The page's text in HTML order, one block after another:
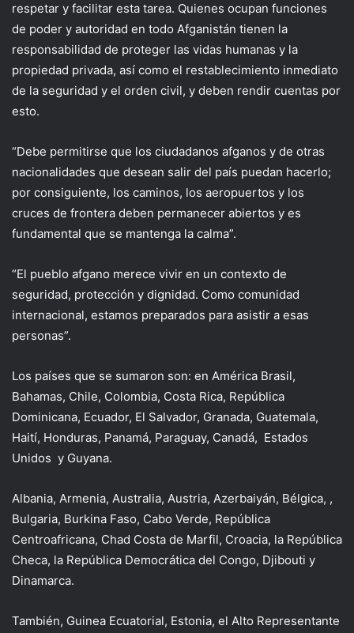
respetar y facilitar esta tarea. Quienes ocupan funciones
de poder y autoridad en todo Afganistán tienen la
responsabilidad de proteger las vidas humanas y la
propiedad privada, así como el restablecimiento inmediato
de la seguridad y el orden civil, y deben rendir cuentas por
esto.
“Debe permitirse que los ciudadanos afganos y de otras
nacionalidades que desean salir del país puedan hacerlo;
por consiguiente, los caminos, los aeropuertos y los
cruces de frontera deben permanecer abiertos y es
fundamental que se mantenga la calma”.
“El pueblo afgano merece vivir en un contexto de
seguridad, protección y dignidad. Como comunidad
internacional, estamos preparados para asistir a esas
personas”.
Los países que se sumaron son: en América Brasil,
Bahamas, Chile, Colombia, Costa Rica, República
Dominicana, Ecuador, El Salvador, Granada, Guatemala,
Haití, Honduras, Panamá, Paraguay, Canadá, Estados
Unidos y Guyana.
Albania, Armenia, Australia, Austria, Azerbaiyán, Bélgica, ,
Bulgaria, Burkina Faso, Cabo Verde, República
Centroafricana, Chad Costa de Marfil, Croacia, la República
Checa, la República Democrática del Congo, Djibouti y
Dinamarca.
También, Guinea Ecuatorial, Estonia, el Alto Representante